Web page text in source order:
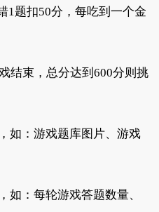
1题扣50分，每吃到一个金
结束，总分达到600分则挑
如：游戏题库图片、游戏
如：每轮游戏答题数量、